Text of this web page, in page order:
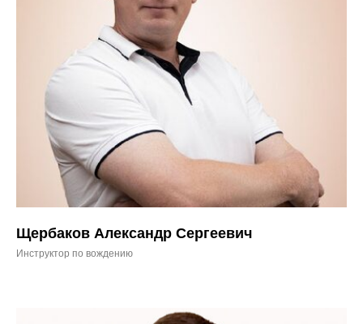
Щербаков Александр Сергеевич
Инструктор по вождению